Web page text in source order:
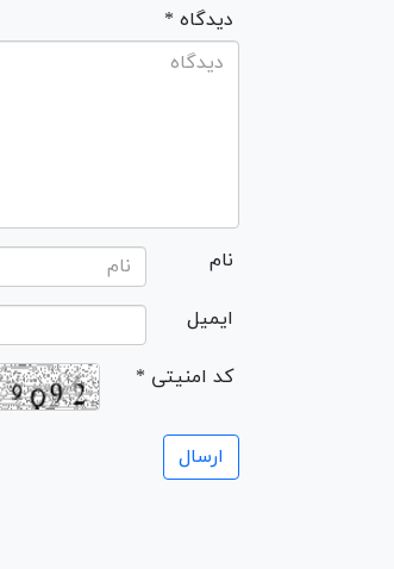
* دیدگاه
نام
ایمیل
* کد امنیتی